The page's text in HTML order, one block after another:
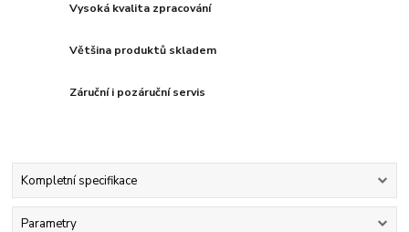
Vysoká kvalita zpracování
Většina produktů skladem
Záruční i pozáruční servis
Kompletní specifikace
Parametry